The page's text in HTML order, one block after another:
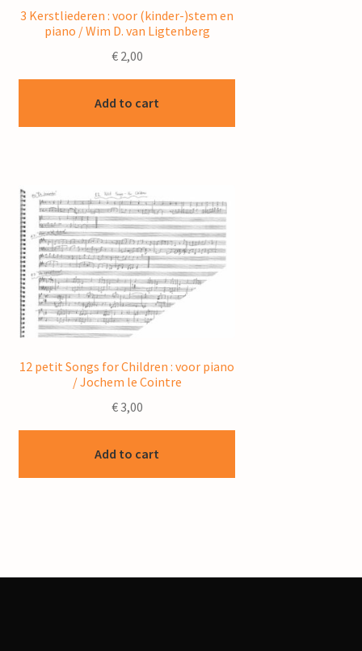
3 Kerstliederen : voor (kinder-)stem en
piano / Wim D. van Ligtenberg
€2,00
Add to cart
12 petit Songs for Children : voor piano
/ Jochem le Cointre
€3,00
Add to cart